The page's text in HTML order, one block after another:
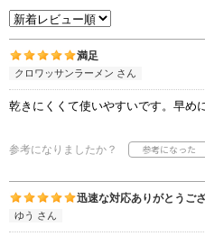
満足
クロワッサンラーメン さん
乾きにくくて使いやすいです。早め
参考になりましたか？
迅速な対応ありがとうご
ゆう さん